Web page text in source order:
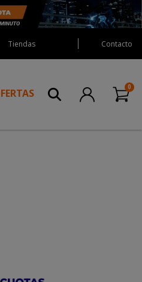
Tiendas Contacto